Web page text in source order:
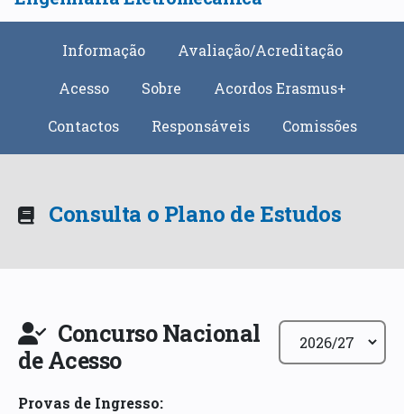
Informação
Avaliação/Acreditação
Acesso
Sobre
Acordos Erasmus+
Contactos
Responsáveis Comissões
Consulta o Plano de Estudos
Concurso Nacional
de Acesso
Provas de Ingresso: